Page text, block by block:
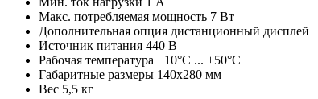
Макс. потребляемая мощность 7 Вт
Дополнительная опция дистанционный дисплей
Источник питания 440 В
Рабочая температура −10°С ... +50°С
Габаритные размеры 140x280 мм
Вес 5,5 кг